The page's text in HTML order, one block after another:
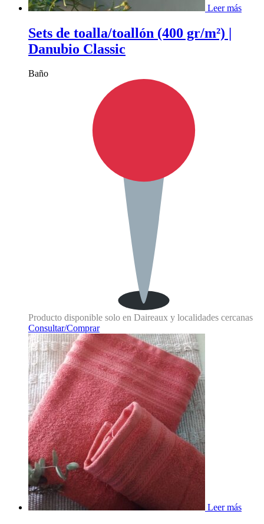
Leer más
Sets de toalla/toallón (400 gr/m²) |
Danubio Classic
Baño
Producto disponible solo en Daireaux y localidades cercanas
Consultar/Comprar
Leer más